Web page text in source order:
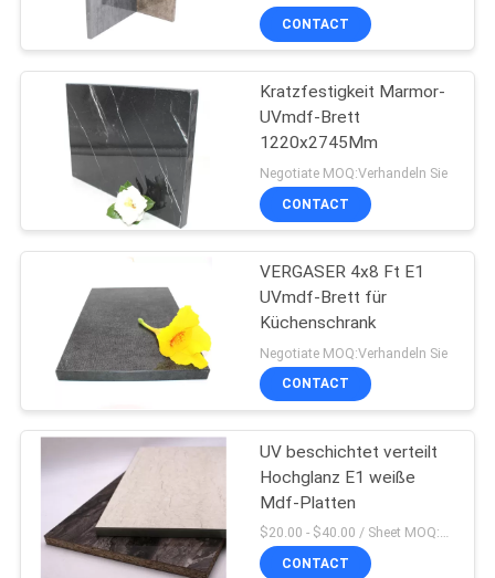
CONTACT
Kratzfestigkeit Marmor-
UVmdf-Brett
1220x2745Mm
Negotiate MOQ:Verhandeln Sie
CONTACT
VERGASER 4x8 Ft E1
UVmdf-Brett für
Küchenschrank
Negotiate MOQ:Verhandeln Sie
CONTACT
UV beschichtet verteilt
Hochglanz E1 weiße
Mdf-Platten
$20.00 - $40.00 / Sheet MOQ:50 Blatt/Blätter
CONTACT